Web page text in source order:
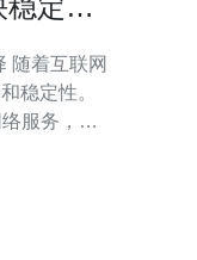
定值
稳定性。
服务，备